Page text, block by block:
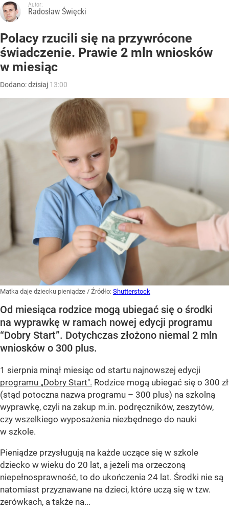
Autor:
Radosław Święcki
Polacy rzucili się na przywrócone
świadczenie. Prawie 2 mln wniosków
w miesiąc
Dodano:dzisiaj 13:00
Matka daje dziecku pieniądze / Źródło: Shutterstock
Od miesiąca rodzice mogą ubiegać się o środki
na wyprawkę w ramach nowej edycji programu
“Dobry Start”. Dotychczas złożono niemal 2 mln
wniosków o 300 plus.
1 sierpnia minął miesiąc od startu najnowszej edycji
programu „Dobry Start". Rodzice mogą ubiegać się o 300 zł
(stąd potoczna nazwa programu – 300 plus) na szkolną
wyprawkę, czyli na zakup m.in. podręczników, zeszytów,
czy wszelkiego wyposażenia niezbędnego do nauki
w szkole.
Pieniądze przysługują na każde uczące się w szkole
dziecko w wieku do 20 lat, a jeżeli ma orzeczoną
niepełnosprawność, to do ukończenia 24 lat. Środki nie są
natomiast przyznawane na dzieci, które uczą się w tzw.
zerówkach, a także na...